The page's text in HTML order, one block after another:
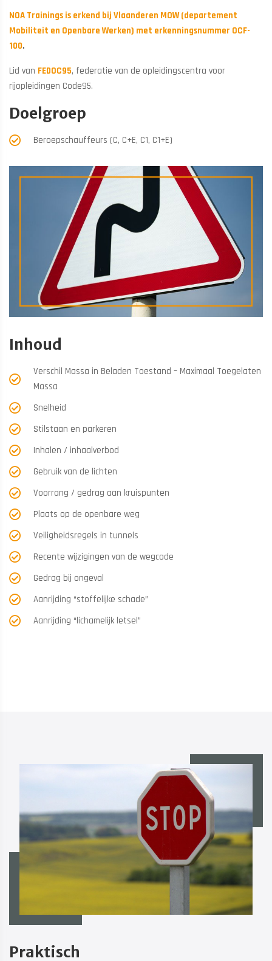
NOA Trainings is erkend bij Vlaanderen MOW (departement
Mobiliteit en Openbare Werken) met erkenningsnummer OCF-
100.
Lid van FEDOC95, federatie van de opleidingscentra voor
rijopleidingen Code95.
Doelgroep
Beroepschauffeurs (C, C+E, C1, C1+E)
Inhoud
Verschil Massa in Beladen Toestand – Maximaal Toegelaten
Massa
Snelheid
Stilstaan en parkeren
Inhalen / inhaalverbod
Gebruik van de lichten
Voorrang / gedrag aan kruispunten
Plaats op de openbare weg
Veiligheidsregels in tunnels
Recente wijzigingen van de wegcode
Gedrag bij ongeval
Aanrijding “stoffelijke schade”
Aanrijding “lichamelijk letsel”
Praktisch